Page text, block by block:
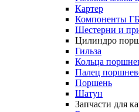
Картер
Компоненты
Шестерни и
Цилиндро
Гильза
Кольца
Палец
Поршень
Шатун
Запчасти для